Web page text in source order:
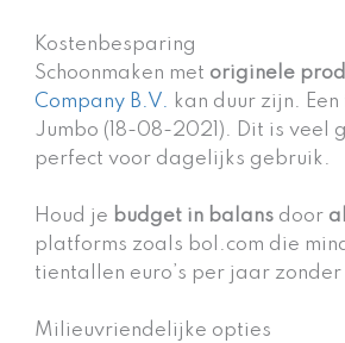
Kostenbesparing
Schoonmaken met originele
Company B.V. kan duur zijn.
Jumbo (18-08-2021). Dit is veel
perfect voor dagelijks gebruik.
Houd je budget in balans door
platforms zoals bol.com die
tientallen euro’s per jaar
Milieuvriendelijke opties